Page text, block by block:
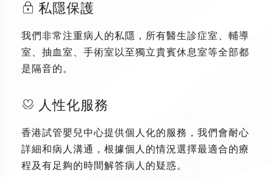
私隱保護
我們非常注重病人的私隱，所有醫生診症室、輔導
室、抽血室、手術室以至獨立貴賓休息室等全部都
是隔音的。
人性化服務
香港試管嬰兒中心提供個人化的服務，我們會耐心
詳細和病人溝通，根據個人的情況選擇最適合的療
程及有足夠的時間解答病人的疑惑。